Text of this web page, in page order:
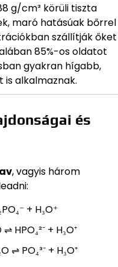
g/cm³ körüli tiszta
maró hatásúak bőrrel
szállítják őket
85%-os oldatot
gyakran hígabb,
alkalmaznak.
és
, vagyis három
+ H₃O⁺
HPO₄²⁻ + H₃O⁺
⇌ PO₄³⁻ + H₃O⁺